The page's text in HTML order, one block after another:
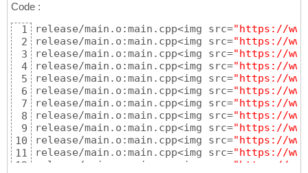
Code :
1
2
3
4
5
6
7
8
9
10
11
12
release/main.o:main.cpp<img src="https://
release/main.o:main.cpp<img src="https://
release/main.o:main.cpp<img src="https://
release/main.o:main.cpp<img src="https://
release/main.o:main.cpp<img src="https://
release/main.o:main.cpp<img src="https://
release/main.o:main.cpp<img src="https://
release/main.o:main.cpp<img src="https://
release/main.o:main.cpp<img src="https://
release/main.o:main.cpp<img src="https://
release/main.o:main.cpp<img src="https://
release/main.o:main.cpp<img src=
"https://